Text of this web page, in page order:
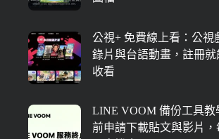
公視+ 免費線上看：公視
錄片與台語動畫，註冊就
收看
LINE VOOM 備份工具教
前申請下載貼文與影片，